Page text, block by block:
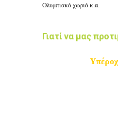
Ολυμπιακό χωριό κ.α.
Γιατί να μας